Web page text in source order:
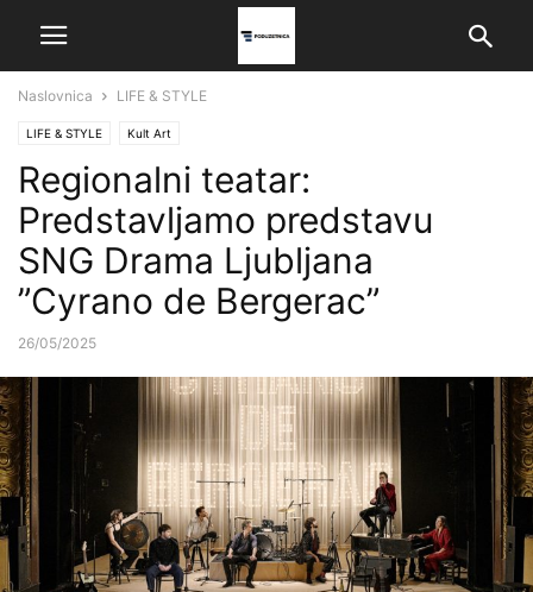
Naslovnica LIFE & STYLE
LIFE & STYLE Kult Art
Regionalni teatar:
Predstavljamo predstavu
SNG Drama Ljubljana
”Cyrano de Bergerac”
26/05/2025